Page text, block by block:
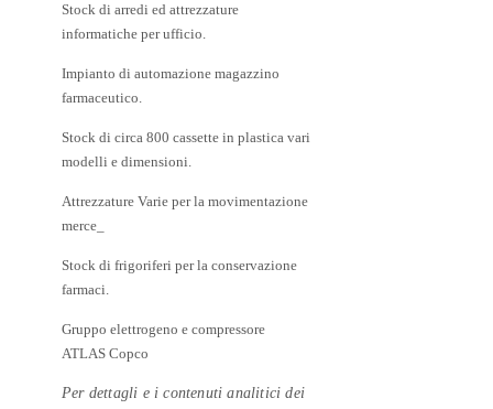
Stock di arredi ed attrezzature
informatiche per ufficio.
Impianto di automazione magazzino
farmaceutico.
Stock di circa 800 cassette in plastica vari
modelli e dimensioni.
Attrezzature Varie per la movimentazione
merce_
Stock di frigoriferi per la conservazione
farmaci.
Gruppo elettrogeno e compressore
ATLAS Copco
Per dettagli e i contenuti analitici dei